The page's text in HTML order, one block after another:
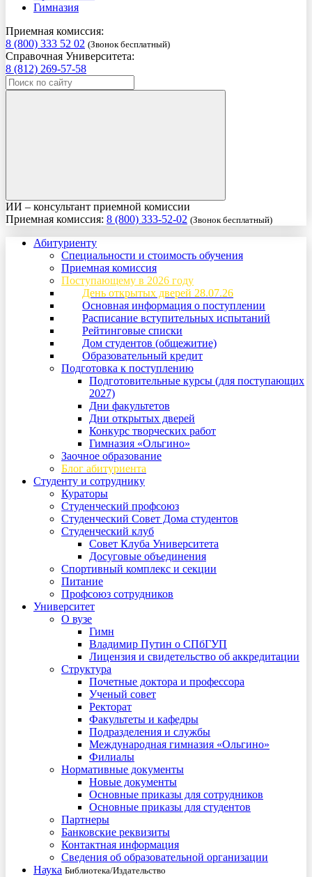
Гимназия
Приемная комиссия:
8 (800) 333 52 02 (Звонок бесплатный)
Справочная Университета:
8 (812) 269-57-58
ИИ – консультант приемной комиссии
Приемная комиссия: 8 (800) 333-52-02 (Звонок бесплатный)
Абитуриенту
Специальности и стоимость обучения
Приемная комиссия
Поступающему в 2026 году
День открытых дверей 28.07.26
Основная информация о поступлении
Расписание вступительных испытаний
Рейтинговые списки
Дом студентов (общежитие)
Образовательный кредит
Подготовка к поступлению
Подготовительные курсы (для поступающих
2027)
Дни факультетов
Дни открытых дверей
Конкурс творческих работ
Гимназия «Ольгино»
Заочное образование
Блог абитуриента
Студенту и сотруднику
Кураторы
Студенческий профсоюз
Студенческий Совет Дома студентов
Студенческий клуб
Совет Клуба Университета
Досуговые объединения
Спортивный комплекс и секции
Питание
Профсоюз сотрудников
Университет
О вузе
Гимн
Владимир Путин о СПбГУП
Лицензия и свидетельство об аккредитации
Структура
Почетные доктора и профессора
Ученый совет
Ректорат
Факультеты и кафедры
Подразделения и службы
Международная гимназия «Ольгино»
Филиалы
Нормативные документы
Новые документы
Основные приказы для сотрудников
Основные приказы для студентов
Партнеры
Банковские реквизиты
Контактная информация
Сведения об образовательной организации
Наука Библиотека/Издательство